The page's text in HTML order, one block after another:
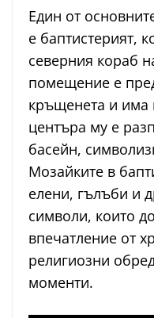
Един от
е баптистерият,
северния кораб
помещение е
кръщенета и има
центъра му е
басейн,
Мозайките в
елени, гълъби и
символи, които
впечатление от
религиозни
моменти.